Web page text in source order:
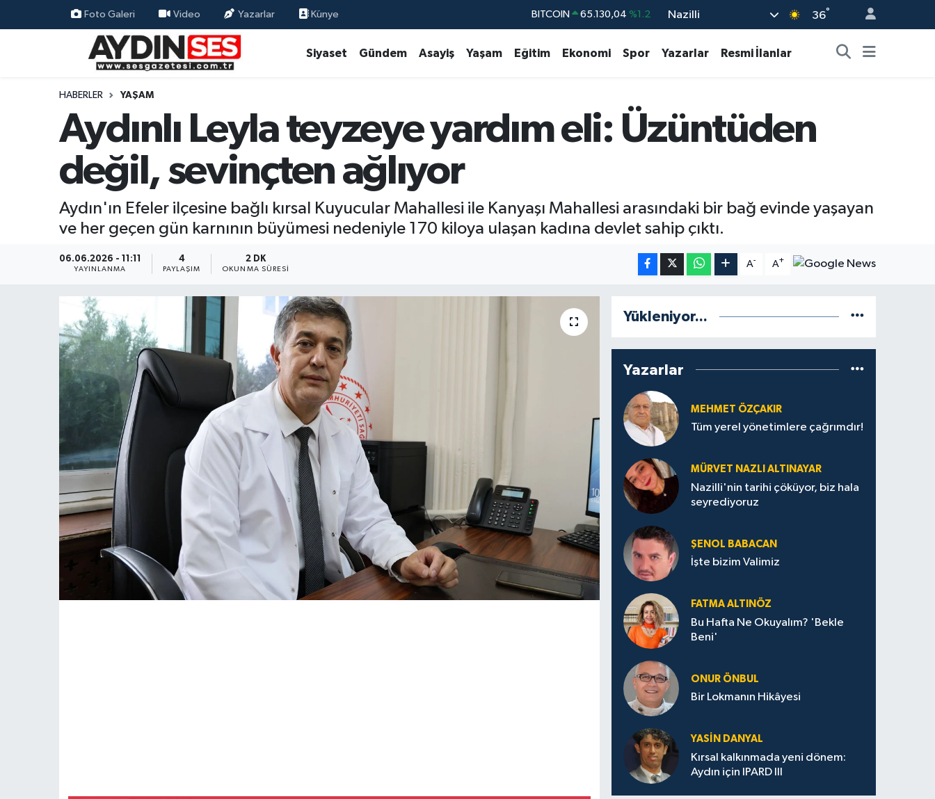
Foto Galeri Video Yazarlar Künye DOLAR 47,7106 %0.17
BİST100 13.773 %-19
BITCOIN 65.130,04 %1.2
Nazilli 36°
Siyaset Gündem Asayiş Yaşam Eğitim Ekonomi Spor Yazarlar Resmi İlanlar
HABERLER YAŞAM
Aydınlı Leyla teyzeye yardım eli: Üzüntüden
değil, sevinçten ağlıyor
Aydın'ın Efeler ilçesine bağlı kırsal Kuyucular Mahallesi ile Kanyaşı Mahallesi arasındaki bir bağ evinde yaşayan
ve her geçen gün karnının büyümesi nedeniyle 170 kiloya ulaşan kadına devlet sahip çıktı.
06.06.2026 - 11:11
YAYINLANMA
4
PAYLAŞIM
2 DK
OKUNMA SÜRESI
A- A+
Yükleniyor...
Yazarlar
MEHMET ÖZÇAKIR
Tüm yerel yönetimlere çağrımdır!
MÜRVET NAZLI ALTINAYAR
Nazilli'nin tarihi çöküyor, biz hala
seyrediyoruz
ŞENOL BABACAN
İşte bizim Valimiz
FATMA ALTINÖZ
Bu Hafta Ne Okuyalım? 'Bekle
Beni'
ONUR ÖNBUL
Bir Lokmanın Hikâyesi
YASIN DANYAL
Kırsal kalkınmada yeni dönem:
Aydın için IPARD III
Siyaset
Ekonomi
Eğitim
Kültür Sanat
Aydın Nöbetçi Eczaneler
Aydin Namaz Vakitleri
Aydın Trafik Yoğunluk Haritası
Süper Lig Puan Durumu ve Fikstür
Tüm Manşetler
Son Dakika Haberleri
Haber Arşivi